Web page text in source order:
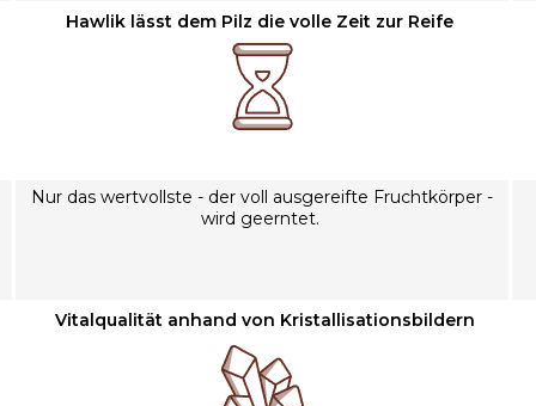
Hawlik lässt dem Pilz die volle Zeit zur Reife
Nur das wertvollste - der voll ausgereifte Fruchtkörper -
wird geerntet.
Vitalqualität anhand von Kristallisationsbildern